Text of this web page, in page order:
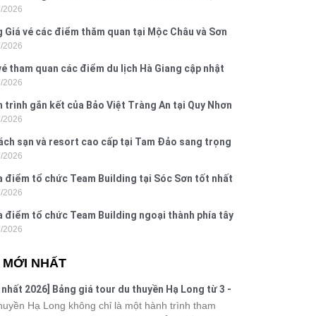
Đồ Sơn
2026
Giá vé các điểm thăm quan tại Mộc Châu và Sơn
2026
tham quan các điểm du lịch Hà Giang cập nhật
2026
trình gắn kết của Bảo Việt Tràng An tại Quy Nhơn
Yên
2026
sạn và resort cao cấp tại Tam Đảo sang trọng
2026
điểm tổ chức Team Building tại Sóc Sơn tốt nhất
2026
điểm tổ chức Team Building ngoại thành phía tây
2026
MỚI NHẤT
nhất 2026] Bảng giá tour du thuyền Hạ Long từ 3 -
Hạ Long không chỉ là một hành trình tham